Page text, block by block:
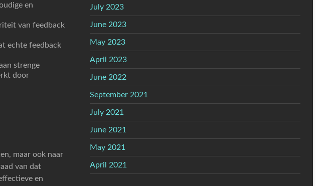
en
van feedback
echte feedback
strenge
door
maar ook naar
van dat
en
July 2023
June 2023
May 2023
April 2023
June 2022
September 2021
July 2021
June 2021
May 2021
April 2021